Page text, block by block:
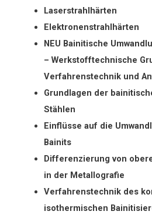
Laserstrahlhärten
Elektronenstrahlhärten
NEU Bainitische
– Werkstofftechnische
Verfahrenstechnik und
Grundlagen der
Stählen
Einflüsse auf die
Bainits
Differenzierung von
in der Metallografie
Verfahrenstechnik des
isothermischen